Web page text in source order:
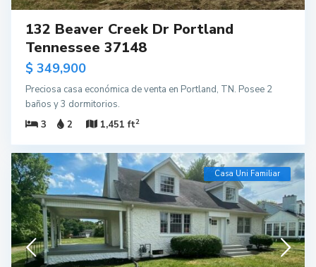
132 Beaver Creek Dr Portland
Tennessee 37148
$ 349,900
Preciosa casa económica de venta en Portland, TN. Posee 2
baños y 3 dormitorios.
3
2 1,451 ft2
Casa Uni Familiar